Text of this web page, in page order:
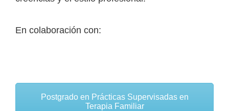
En colaboración con:
Postgrado en Prácticas Supervisadas en
Terapia Familiar